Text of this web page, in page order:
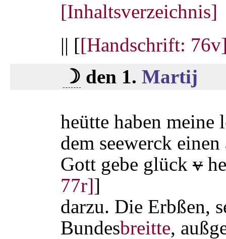
[Inhaltsverzeichnis]
|| [[Handschrift:
☽ den 1. Martij
heütte haben meine
dem seewerck
Gott gebe glück v
77r]]
darzu. Die Erbßen,
Bundesbreitte,